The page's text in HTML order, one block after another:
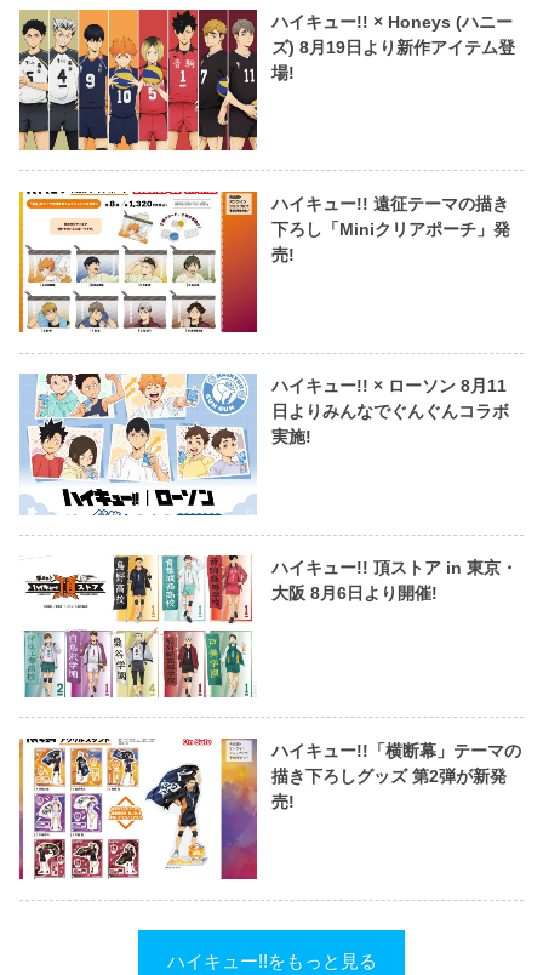
ハイキュー!! × Honeys (ハニー
ズ) 8月19日より新作アイテム登
場!
ハイキュー!! 遠征テーマの描き
下ろし「Miniクリアポーチ」発
売!
ハイキュー!! × ローソン 8月11
日よりみんなでぐんぐんコラボ
実施!
ハイキュー!! 頂ストア in 東京・
大阪 8月6日より開催!
ハイキュー!!「横断幕」テーマの
描き下ろしグッズ 第2弾が新発
売!
ハイキュー!!をもっと見る